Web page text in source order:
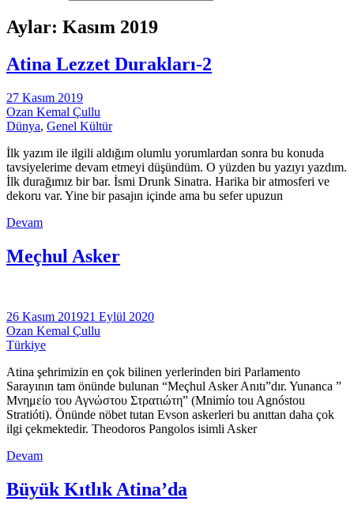
Aylar: Kasım 2019
Atina Lezzet Durakları-2
27 Kasım 2019
Ozan Kemal Çullu
Dünya, Genel Kültür
İlk yazım ile ilgili aldığım olumlu yorumlardan sonra bu konuda
tavsiyelerime devam etmeyi düşündüm. O yüzden bu yazıyı yazdım.
İlk durağımız bir bar. İsmi Drunk Sinatra. Harika bir atmosferi ve
dekoru var. Yine bir pasajın içinde ama bu sefer upuzun
Devam
Meçhul Asker
26 Kasım 201921 Eylül 2020
Ozan Kemal Çullu
Türkiye
Atina şehrimizin en çok bilinen yerlerinden biri Parlamento
Sarayının tam önünde bulunan “Meçhul Asker Anıtı”dır. Yunanca ”
Μνημείο του Αγνώστου Στρατιώτη” (Mnimío tou Agnóstou
Stratióti). Önünde nöbet tutan Evson askerleri bu anıttan daha çok
ilgi çekmektedir. Theodoros Pangolos isimli Asker
Devam
Büyük Kıtlık Atina’da